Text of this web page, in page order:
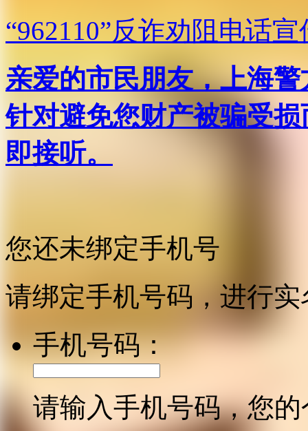
“962110”反诈劝阻电话宣
亲爱的市民朋友，上海
针对避免您财产被骗受
即接听。
您还未绑定手机号
请绑定手机号码，进行
手机号码：
请输入手机号码，您